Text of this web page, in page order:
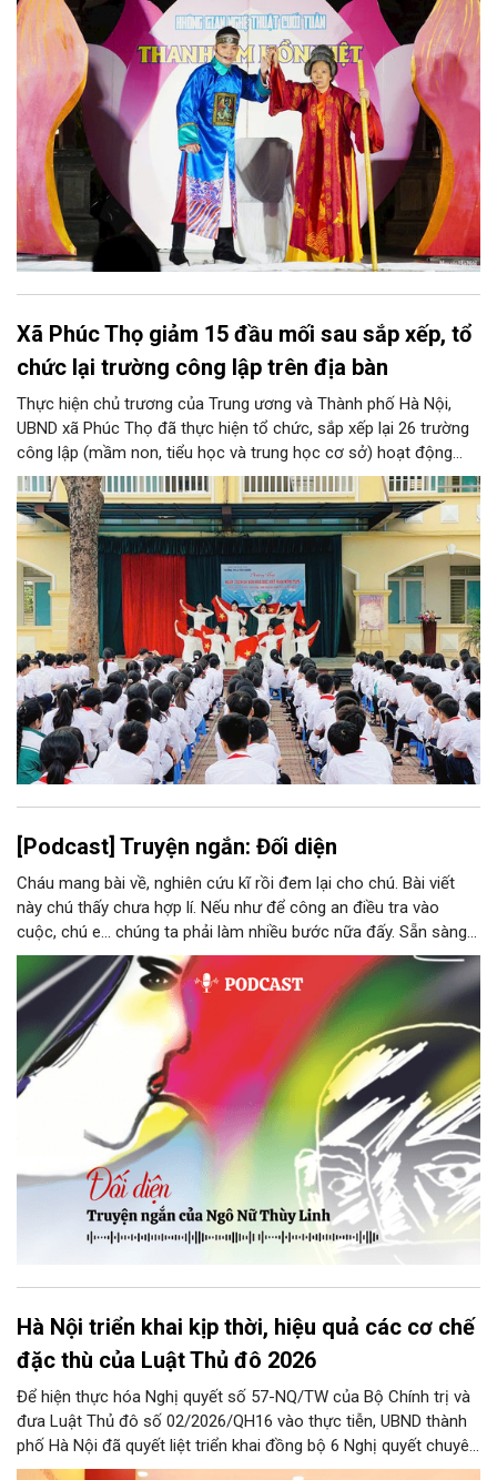
biệt, chương trình có sự giao lưu của các nghệ sĩ đến từ
phương Nam, góp phần tạo nên cuộc gặp gỡ nghệ thuật giàu
cảm xúc.
Xã Phúc Thọ giảm 15 đầu mối sau sắp xếp, tổ
chức lại trường công lập trên địa bàn
Thực hiện chủ trương của Trung ương và Thành phố Hà Nội,
UBND xã Phúc Thọ đã thực hiện tổ chức, sắp xếp lại 26 trường
công lập (mầm non, tiểu học và trung học cơ sở) hoạt động
độc lập thành 11 trường. Sau khi sắp xếp, xã Phúc Thọ giảm 15
đầu mối đơn vị, tỷ lệ tinh gọn đạt 57,69%.
[Podcast] Truyện ngắn: Đối diện
Cháu mang bài về, nghiên cứu kĩ rồi đem lại cho chú. Bài viết
này chú thấy chưa hợp lí. Nếu như để công an điều tra vào
cuộc, chú e… chúng ta phải làm nhiều bước nữa đấy. Sẵn sàng
thì tiếp tục nhé! Chú Minh cầm tập bài viết đưa lại cho Thy. Cô
ngại ngùng đỡ lấy. Đây là lần thứ ba, loạt bài phóng sự của mình
bị Tổng biên tập kêu lên để trả lại...
Hà Nội triển khai kịp thời, hiệu quả các cơ chế
đặc thù của Luật Thủ đô 2026
Để hiện thực hóa Nghị quyết số 57-NQ/TW của Bộ Chính trị và
đưa Luật Thủ đô số 02/2026/QH16 vào thực tiễn, UBND thành
phố Hà Nội đã quyết liệt triển khai đồng bộ 6 Nghị quyết chuyên
đề của HĐND Thành phố. Đợt triển khai này đề ra khung chính